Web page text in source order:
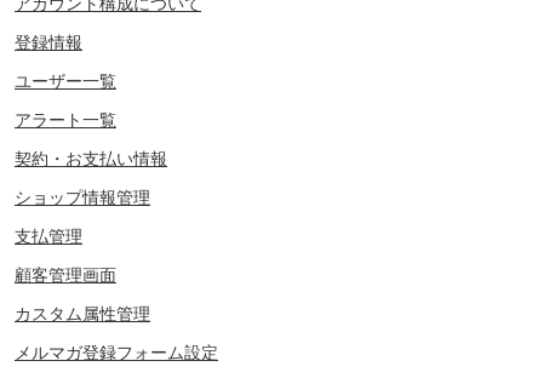
登録情報
ユーザー一覧
アラート一覧
契約・お支払い情報
ショップ情報管理
支払管理
顧客管理画面
カスタム属性管理
メルマガ登録フォーム設定